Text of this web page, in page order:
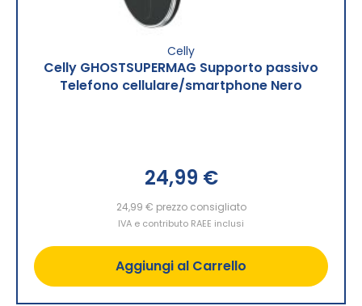
Celly
Celly GHOSTSUPERMAG Supporto passivo
Telefono cellulare/smartphone Nero
24,99 €
24,99 € prezzo consigliato
IVA e contributo RAEE inclusi
Aggiungi al Carrello